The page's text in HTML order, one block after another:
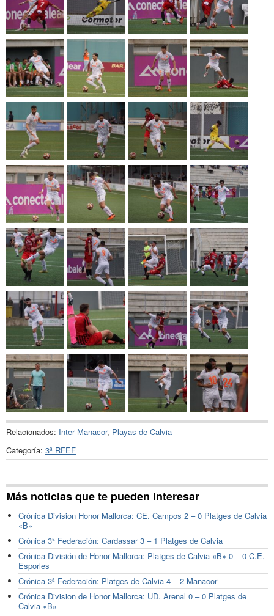
Relacionados: Inter Manacor, Playas de Calvia
Categoría: 3ª RFEF
Más noticias que te pueden interesar
Crónica Division Honor Mallorca: CE. Campos 2 – 0 Platges de Calvia
«B»
Crónica 3ª Federación: Cardassar 3 – 1 Platges de Calvia
Crónica División de Honor Mallorca: Platges de Calvia «B» 0 – 0 C.E.
Esporles
Crónica 3ª Federación: Platges de Calvia 4 – 2 Manacor
Crónica Division de Honor Mallorca: UD. Arenal 0 – 0 Platges de
Calvia «B»